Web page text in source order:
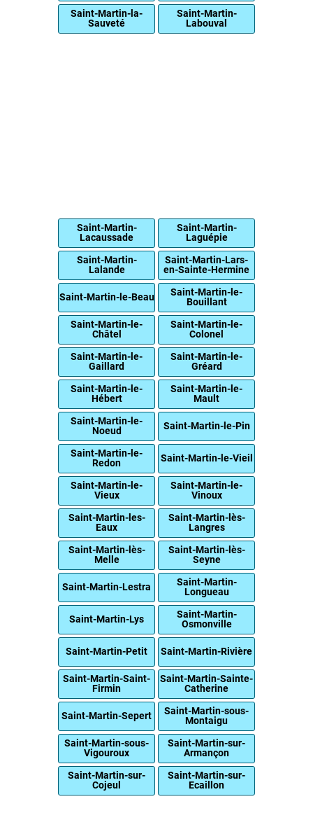
Saint-Martin-la-
Sauveté
Saint-Martin-
Labouval
Saint-Martin-
Lacaussade
Saint-Martin-
Laguépie
Saint-Martin-
Lalande
Saint-Martin-Lars-
en-Sainte-Hermine
Saint-Martin-le-Beau
Saint-Martin-le-
Bouillant
Saint-Martin-le-
Châtel
Saint-Martin-le-
Colonel
Saint-Martin-le-
Gaillard
Saint-Martin-le-
Gréard
Saint-Martin-le-
Hébert
Saint-Martin-le-
Mault
Saint-Martin-le-
Noeud
Saint-Martin-le-Pin
Saint-Martin-le-
Redon
Saint-Martin-le-Vieil
Saint-Martin-le-
Vieux
Saint-Martin-le-
Vinoux
Saint-Martin-les-
Eaux
Saint-Martin-lès-
Langres
Saint-Martin-lès-
Melle
Saint-Martin-lès-
Seyne
Saint-Martin-Lestra
Saint-Martin-
Longueau
Saint-Martin-Lys
Saint-Martin-
Osmonville
Saint-Martin-Petit Saint-Martin-Rivière
Saint-Martin-Saint-
Firmin
Saint-Martin-Sainte-
Catherine
Saint-Martin-Sepert
Saint-Martin-sous-
Montaigu
Saint-Martin-sous-
Vigouroux
Saint-Martin-sur-
Armançon
Saint-Martin-sur-
Cojeul
Saint-Martin-sur-
Ecaillon